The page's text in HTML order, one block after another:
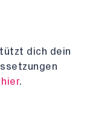
dich dein
hier.